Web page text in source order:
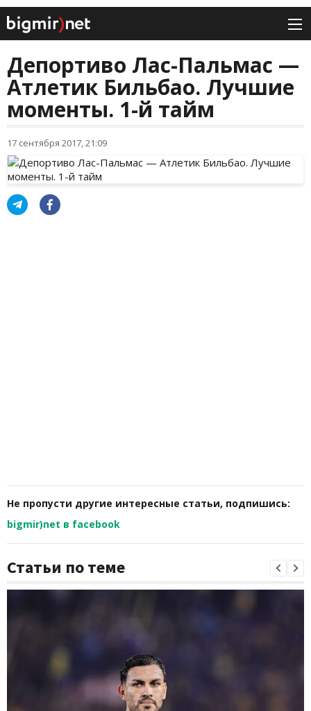
Депортиво Лас-Пальмас —
Атлетик Бильбао. Лучшие
моменты. 1-й тайм
17 сентября 2017, 21:09
Не пропусти другие интересные статьи, подпишись:
bigmir)net в facebook
Статьи по теме